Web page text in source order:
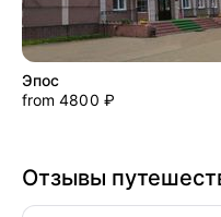
Эпос
from 4800 ₽
Отзывы